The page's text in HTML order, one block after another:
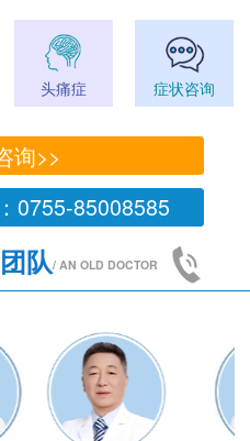
头痛症 症状咨询
询>>
0755-85008585
队/ AN OLD DOCTOR